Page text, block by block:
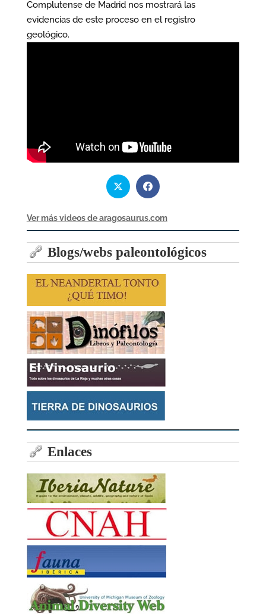
Complutense de Madrid nos mostrará las
evidencias de este proceso en el registro
geológico.
Ver más videos de aragosaurus.com
Blogs/webs paleontológicos
Enlaces